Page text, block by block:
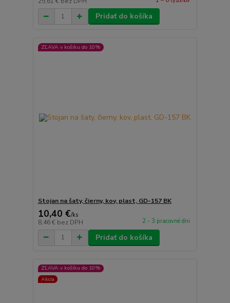
Pridať do košíka
ZĽAVA v košíku do 10%
Stojan na šaty, čierny, kov, plast, GD-157 BK
10,40 €/ks
8,46 € bez DPH 2 - 3 pracovné dni
Pridať do košíka
ZĽAVA v košíku do 10%
Akcia